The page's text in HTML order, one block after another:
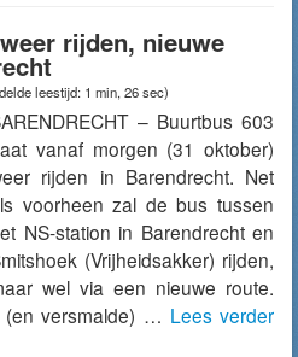
rijden, nieuwe
leestijd: 1 min, 26 sec)
– Buurtbus 603
vanaf morgen (31 oktober)
rijden in Barendrecht. Net
voorheen zal de bus tussen
NS-station in Barendrecht en
(Vrijheidsakker) rijden,
wel via een nieuwe route.
(en versmalde) … Lees verder